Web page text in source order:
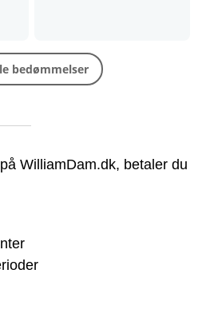
bedømmelser
WilliamDam.dk, betaler du